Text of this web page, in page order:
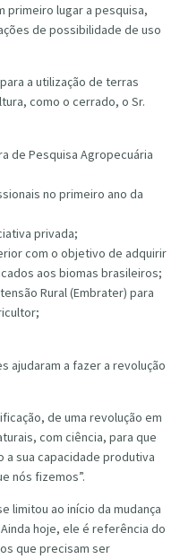
primeiro lugar a pesquisa,
de possibilidade de uso
a utilização de terras
como o cerrado, o Sr.
de Pesquisa Agropecuária
no primeiro ano da
privada;
com o objetivo de adquirir
aos biomas brasileiros;
Rural (Embrater) para
ajudaram a fazer a revolução
de uma revolução em
com ciência, para que
a sua capacidade produtiva
nós fizemos”.
limitou ao início da mudança
hoje, ele é referência do
que precisam ser